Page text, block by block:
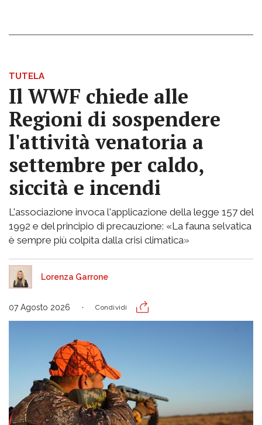
TUTELA
Il WWF chiede alle
Regioni di sospendere
l'attività venatoria a
settembre per caldo,
siccità e incendi
L'associazione invoca l'applicazione della legge 157 del
1992 e del principio di precauzione: «La fauna selvatica
è sempre più colpita dalla crisi climatica»
Lorenza Garrone
07 Agosto 2026 Condividi